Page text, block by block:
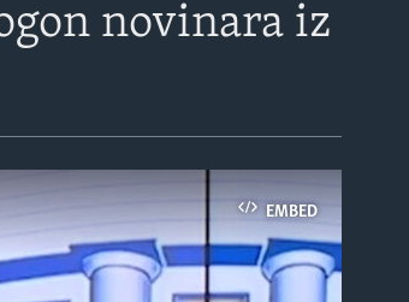
novinara iz
EMBED